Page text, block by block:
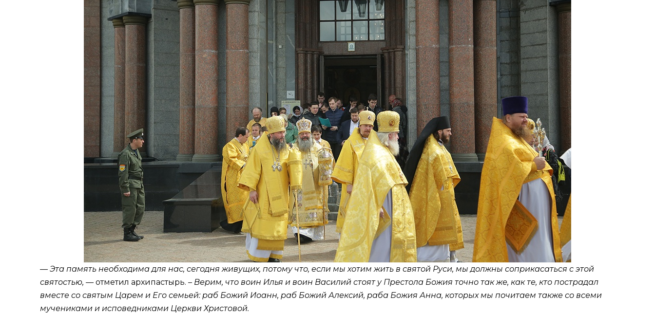
— Эта память необходима для нас, сегодня живущих, потому что, если мы хотим жить в святой Руси, мы должны соприкасаться с этой
святостью, — отметил архипастырь. – Верим, что воин Илья и воин Василий стоят у Престола Божия точно так же, как те, кто пострадал
вместе со святым Царем и Его семьей: раб Божий Иоанн, раб Божий Алексий, раба Божия Анна, которых мы почитаем также со всеми
мучениками и исповедниками Церкви Христовой.